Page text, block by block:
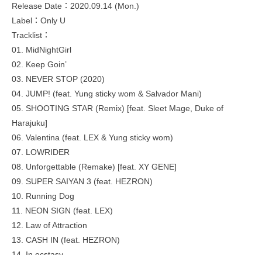
Release Date：2020.09.14 (Mon.)
Label：Only U
Tracklist：
01. MidNightGirl
02. Keep Goin’
03. NEVER STOP (2020)
04. JUMP! (feat. Yung sticky wom & Salvador Mani)
05. SHOOTING STAR (Remix) [feat. Sleet Mage, Duke of
Harajuku]
06. Valentina (feat. LEX & Yung sticky wom)
07. LOWRIDER
08. Unforgettable (Remake) [feat. XY GENE]
09. SUPER SAIYAN 3 (feat. HEZRON)
10. Running Dog
11. NEON SIGN (feat. LEX)
12. Law of Attraction
13. CASH IN (feat. HEZRON)